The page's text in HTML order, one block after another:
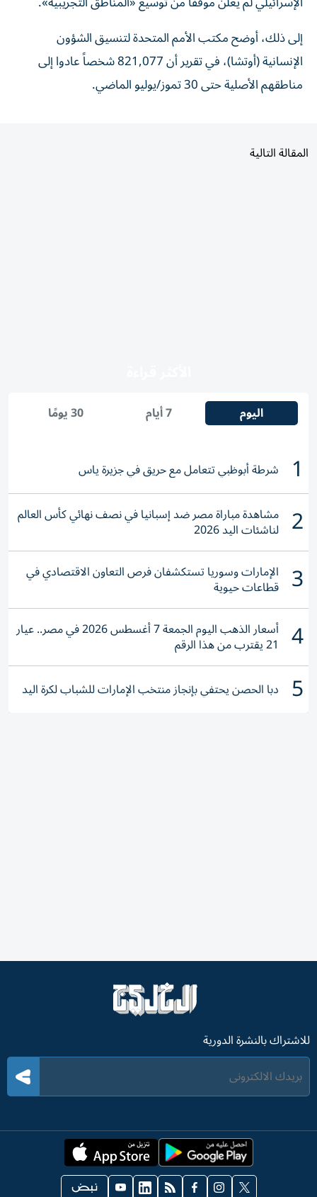
إلى ذلك، أوضح مكتب الأمم المتحدة لتنسيق الشؤون
الإنسانية (أوتشا)، في تقرير أن 821,077 شخصاً عادوا إلى
مناطقهم الأصلية حتى 30 تموز/يوليو الماضي.
المقالة التالية
اليوم 7 أيام 30 يومًا
1 شرطة أبوظبي تتعامل مع حريق في جزيرة ياس
2 مشاهدة مباراة مصر ضد إسبانيا في نصف نهائي كأس العالم
لناشئات اليد 2026
3 الإمارات وسوريا تستكشفان فرص التعاون الاقتصادي في
قطاعات حيوية
4 أسعار الذهب اليوم الجمعة 7 أغسطس 2026 في مصر.. عيار
21 يقترب من هذا الرقم
5 دبا الحصن يحتفي بإنجاز منتخب الإمارات للشباب لكرة اليد
للاشتراك بالنشرة الدورية